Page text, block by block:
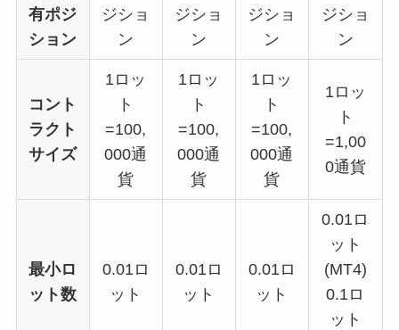
有ポジ
ション
ジショ
ン
ジショ
ン
ジショ
ン
ジショ
ン
コント
ラクト
サイズ
1ロッ
ト
=100,
000通
貨
1ロッ
ト
=100,
000通
貨
1ロッ
ト
=100,
000通
貨
1ロッ
ト
=1,00
0通貨
最小ロ
ット数
0.01ロ
ット
0.01ロ
ット
0.01ロ
ット
0.01ロ
ット
(MT4)
0.1ロ
ット